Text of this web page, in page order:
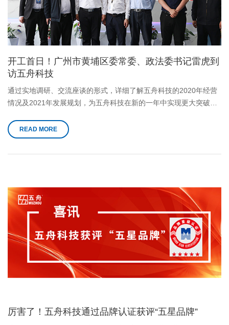
开工首日！广州市黄埔区委常委、政法委书记雷虎到
访五舟科技
通过实地调研、交流座谈的形式，详细了解五舟科技的2020年经营
情况及2021年发展规划，为五舟科技在新的一年中实现更大突破做
READ MORE
厉害了！五舟科技通过品牌认证获评“五星品牌”